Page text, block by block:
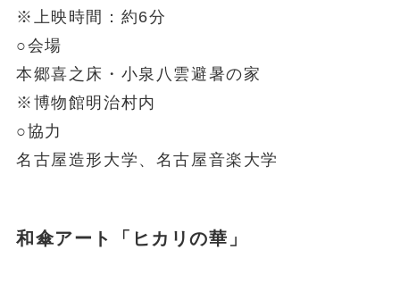
※上映時間：約6分
○会場
本郷喜之床・小泉八雲避暑の家
※博物館明治村内
○協力
名古屋造形大学、名古屋音楽大学
和傘アート「ヒカリの華」